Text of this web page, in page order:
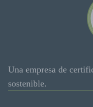
Una empresa de
sostenible.